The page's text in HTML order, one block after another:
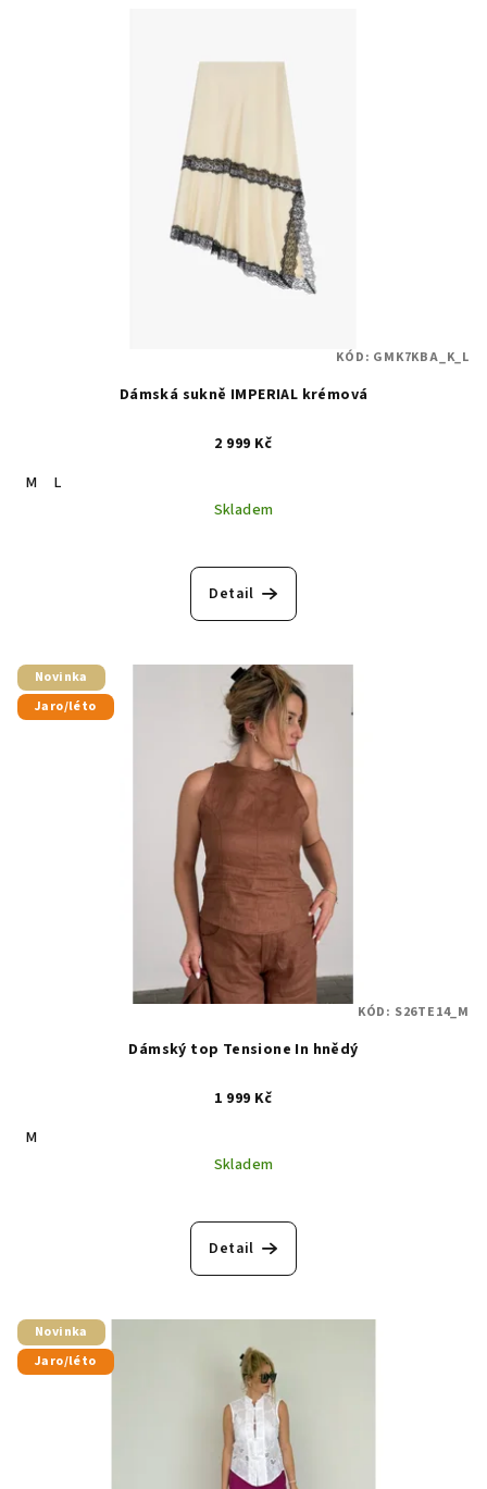
Dámská sukně IMPERIAL krémová
2 999 Kč
M
L
Skladem
Detail
KÓD: GMK7KBA_K_L
Novinka
Jaro/léto
Dámský top Tensione In hnědý
1 999 Kč
M
Skladem
Detail
KÓD: S26TE14_M
Novinka
Jaro/léto